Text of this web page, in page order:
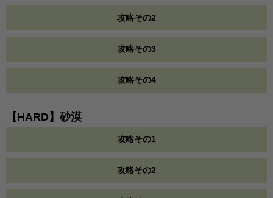
攻略その2
攻略その3
攻略その4
【HARD】砂漠
攻略その1
攻略その2